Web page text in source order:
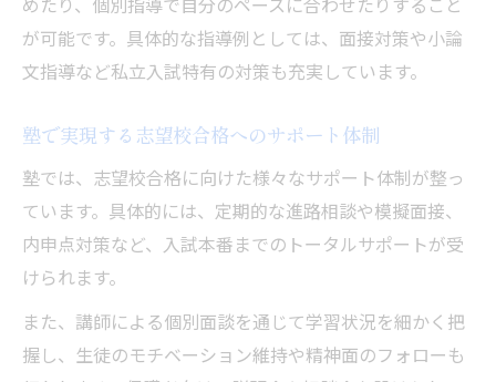
が可能です。具体的な指導例としては、面接対策や小論
文指導など私立入試特有の対策も充実しています。
塾で実現する志望校合格へのサポート体制
塾では、志望校合格に向けた様々なサポート体制が整っ
ています。具体的には、定期的な進路相談や模擬面接、
内申点対策など、入試本番までのトータルサポートが受
けられます。
また、講師による個別面談を通じて学習状況を細かく把
握し、生徒のモチベーション維持や精神面のフォローも